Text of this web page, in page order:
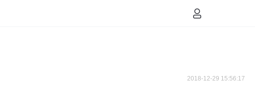
2018-12-29 15:56:17